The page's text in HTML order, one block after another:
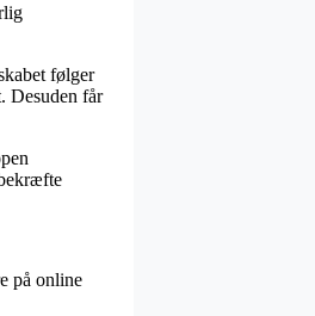
følger
Desuden får
på online